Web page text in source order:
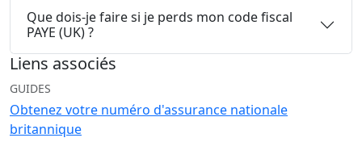
Que dois-je faire si je perds mon code fiscal
PAYE (UK) ?
Liens associés
GUIDES
Obtenez votre numéro d'assurance nationale
britannique